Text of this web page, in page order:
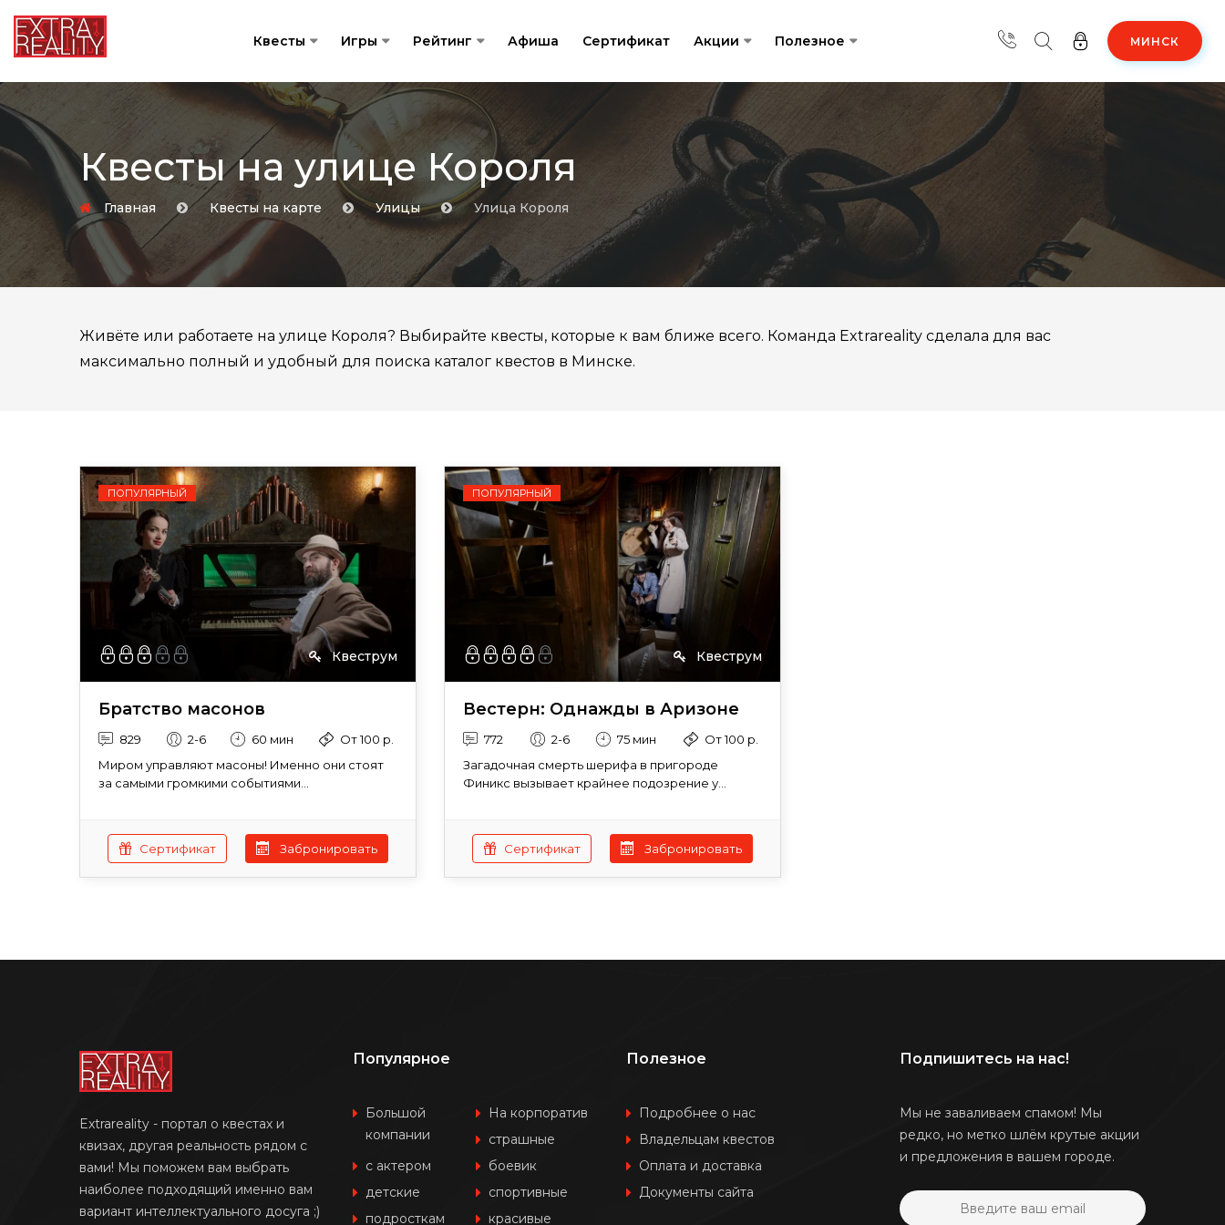
Квесты Игры Рейтинг Афиша Сертификат Акции Полезное МИНСК
Квесты на улице Короля
Главная Квесты на карте Улицы улица Короля
Живёте или работаете на улице Короля? Выбирайте квесты, которые к вам ближе всего. Команда Extrareality сделала для вас
максимально полный и удобный для поиска каталог квестов в Минске.
ПОПУЛЯРНЫЙ
Квеструм
Братство масонов
829 2-6 60 мин
От 100 р.
Миром управляют масоны! Именно они стоят
за самыми громкими событиями...
Сертификат Забронировать
ПОПУЛЯРНЫЙ
Квеструм
Вестерн: Однажды в Аризоне
772 2-6 75 мин
От 100 р.
Загадочная смерть шерифа в пригороде
Финикс вызывает крайнее подозрение у...
Сертификат Забронировать
Extrareality - портал о квестах и
квизах, другая реальность рядом с
вами! Мы поможем вам выбрать
наиболее подходящий именно вам
вариант интеллектуального досуга ;)
Популярное
Большой
компании
На корпоратив
страшные
с актером
боевик
детские
спортивные
подросткам
красивые
Полезное
Подробнее о нас
Владельцам квестов
Оплата и доставка
Документы сайта
Подпишитесь на нас!
Мы не заваливаем спамом! Мы
редко, но метко шлём крутые акции
и предложения в вашем городе.